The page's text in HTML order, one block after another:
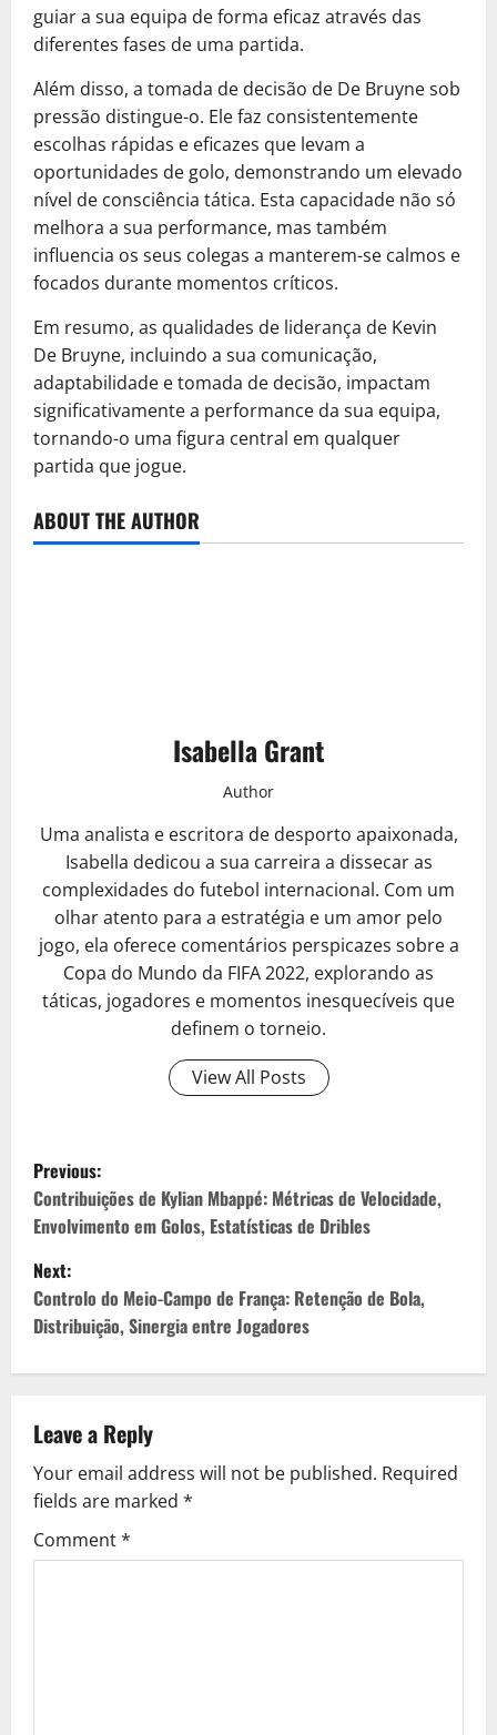
guiar a sua equipa de forma eficaz através das
diferentes fases de uma partida.
Além disso, a tomada de decisão de De Bruyne sob
pressão distingue-o. Ele faz consistentemente
escolhas rápidas e eficazes que levam a
oportunidades de golo, demonstrando um elevado
nível de consciência tática. Esta capacidade não só
melhora a sua performance, mas também
influencia os seus colegas a manterem-se calmos e
focados durante momentos críticos.
Em resumo, as qualidades de liderança de Kevin
De Bruyne, incluindo a sua comunicação,
adaptabilidade e tomada de decisão, impactam
significativamente a performance da sua equipa,
tornando-o uma figura central em qualquer
partida que jogue.
ABOUT THE AUTHOR
Isabella Grant
Author
Uma analista e escritora de desporto apaixonada,
Isabella dedicou a sua carreira a dissecar as
complexidades do futebol internacional. Com um
olhar atento para a estratégia e um amor pelo
jogo, ela oferece comentários perspicazes sobre a
Copa do Mundo da FIFA 2022, explorando as
táticas, jogadores e momentos inesquecíveis que
definem o torneio.
View All Posts
P
o
s
t
n
v
i
g
Previous:
Contribuições de Kylian Mbappé: Métricas de Velocidade,
Envolvimento em Golos, Estatísticas de Dribles
Next:
Controlo do Meio-Campo de França: Retenção de Bola,
Distribuição, Sinergia entre Jogadores
Leave a Reply
Your email address will not be published. Required
fields are marked *
Comment*